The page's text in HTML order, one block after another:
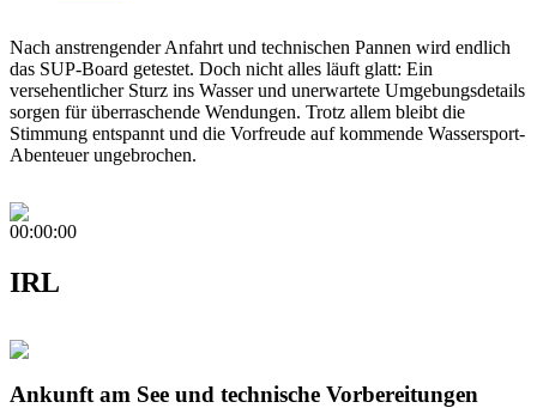
Nach anstrengender Anfahrt und technischen Pannen wird endlich
das SUP-Board getestet. Doch nicht alles läuft glatt: Ein
versehentlicher Sturz ins Wasser und unerwartete Umgebungsdetails
sorgen für überraschende Wendungen. Trotz allem bleibt die
Stimmung entspannt und die Vorfreude auf kommende Wassersport-
Abenteuer ungebrochen.
00:00:00
IRL
Ankunft am See und technische Vorbereitungen